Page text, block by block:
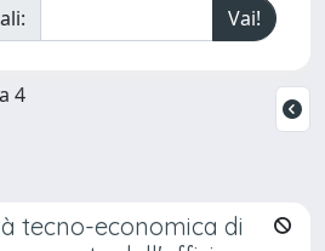
4
tecno-economica di